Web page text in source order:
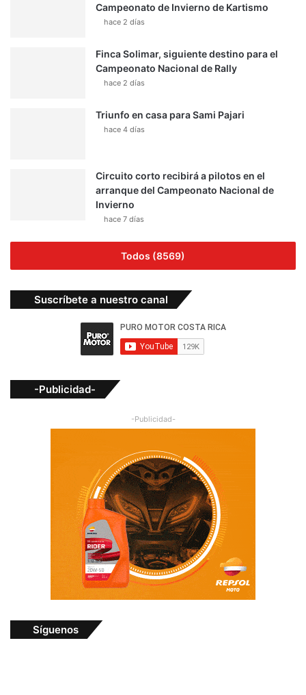
Campeonato de Invierno de Kartismo
hace 2 días
Finca Solimar, siguiente destino para el
Campeonato Nacional de Rally
hace 2 días
Triunfo en casa para Sami Pajari
hace 4 días
Circuito corto recibirá a pilotos en el
arranque del Campeonato Nacional de
Invierno
hace 7 días
Todos (8569)
Suscríbete a nuestro canal
-Publicidad-
-Publicidad-
Síguenos